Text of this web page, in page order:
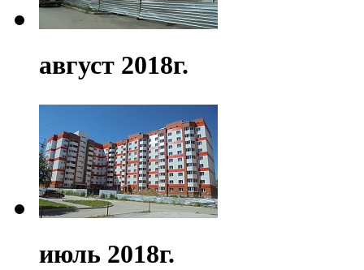
август 2018г.
июль 2018г.